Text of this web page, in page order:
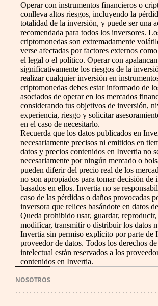
Operar con instrumentos financieros o
conlleva altos riesgos, incluyendo la
totalidad de la inversión, y puede ser una
recomendada para todos los inversores.
criptomonedas son extremadamente
verse afectadas por factores externos
el legal o el político. Operar con
significativamente los riesgos de la
realizar cualquier inversión en
criptomonedas debes estar informado de
asociados de operar en los mercados
considerando tus objetivos de inversión,
experiencia, riesgo y solicitar
en el caso de necesitarlo.
Recuerda que los datos publicados en
necesariamente precisos ni emitidos en
datos y precios contenidos en Invertia no
necesariamente por ningún mercado o
pueden diferir del precio real de los
no son apropiados para tomar decisión de
basados en ellos. Invertia no se
caso de las pérdidas o daños provocadas
inversora que relices basándote en datos
Queda prohibido usar, guardar, reproducir,
modificar, transmitir o distribuir los datos
Invertia sin permiso explícito por parte de
proveedor de datos. Todos los derechos
intelectual están reservados a los
contenidos en Invertia.
NOSOTROS